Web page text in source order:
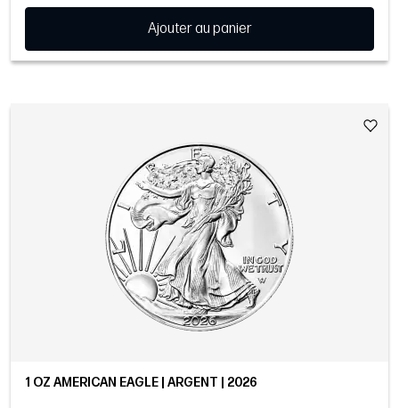
Ajouter au panier
1 OZ AMERICAN EAGLE | ARGENT | 2026